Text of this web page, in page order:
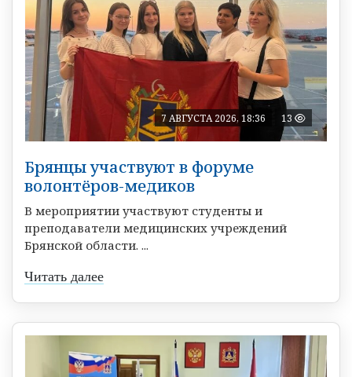
7 АВГУСТА 2026, 18:36 13
Брянцы участвуют в форуме
волонтёров-медиков
В мероприятии участвуют студенты и
преподаватели медицинских учреждений
Брянской области. ...
Читать далее